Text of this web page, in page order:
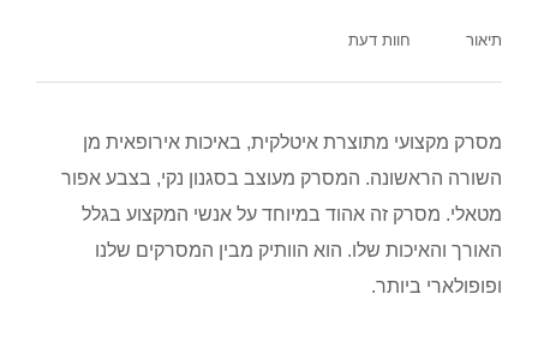
תיאור חוות דעת
מסרק מקצועי מתוצרת איטלקית, באיכות אירופאית מן
השורה הראשונה. המסרק מעוצב בסגנון נקי, בצבע אפור
מטאלי. מסרק זה אהוד במיוחד על אנשי המקצוע בגלל
האורך והאיכות שלו. הוא הוותיק מבין המסרקים שלנו
ופופולארי ביותר.